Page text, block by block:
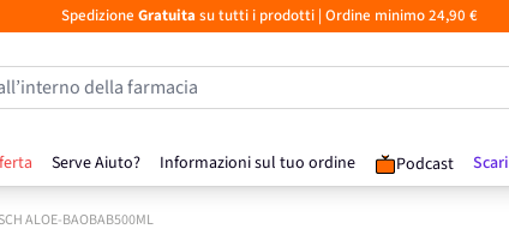
Spedizione Gratuita su tutti i prodotti| Ordine minimo 24,90 €
Serve Aiuto? Informazioni sul tuo ordine Podcast
della farmacia
ALOE-BAOBAB500ML